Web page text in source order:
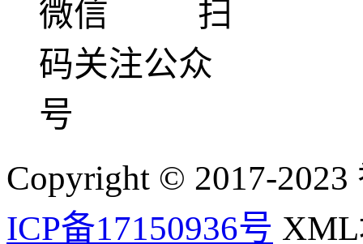
微信 扫
码关注公众
号
Copyright © 2017-2023
ICP备17150936号